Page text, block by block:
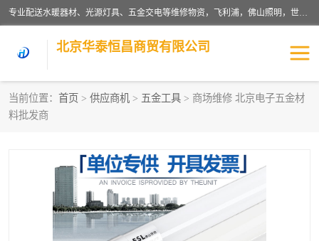
专业配送水暖器材、光源灯具、五金交电等维修物资，飞利浦，佛山照明，世达，博世，九牧，特陶等各产品涉及国内外知名品牌。公司专注与物业、学校、酒店、工厂等单位合作，提供一站式配送服务，降低客户综合成本。依托电子商务改变传统模式，以专业的团队为客户提供24H物资配送到达，货到月结、统一开票，便捷退换等服务，提高了企业的运营效率。
北京华泰恒昌商贸有限公司
当前位置： 首页 > 供应商机 > 五金工具 > 商场维修 北京电子五金材
料批发商
水暖阀门
涂料辅材